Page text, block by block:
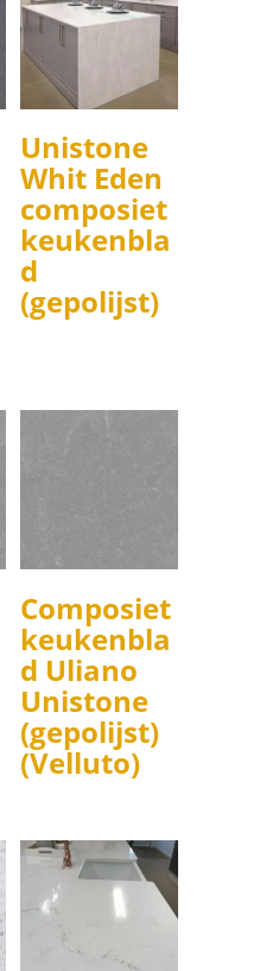
Unistone
Whit Eden
composiet
keukenbla
d
(gepolijst)
Composiet
keukenbla
d Uliano
Unistone
(gepolijst)
(Velluto)